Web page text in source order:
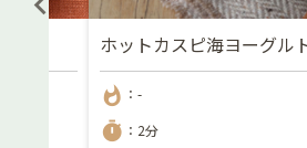
ホットカスピ海ヨーグル
whatshot ：-
timer ：2分